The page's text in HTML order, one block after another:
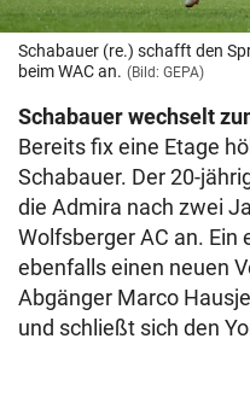
Schabauer (re.) schafft den
beim WAC an. (Bild: GEPA)
Schabauer wechselt
Bereits fix eine Etage
Schabauer. Der 20-
die Admira nach zwei
Wolfsberger AC an.
ebenfalls einen neuen
Abgänger Marco
und schließt sich den